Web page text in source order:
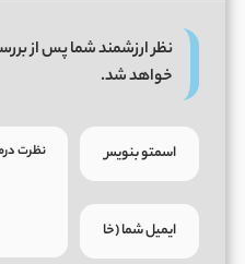
نظر ارزشمند شما پس از
خواهد شد.